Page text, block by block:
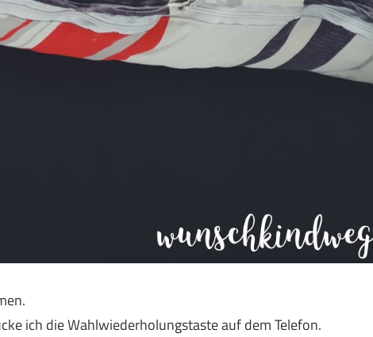
ich die Wahlwiederholungstaste auf dem Telefon.